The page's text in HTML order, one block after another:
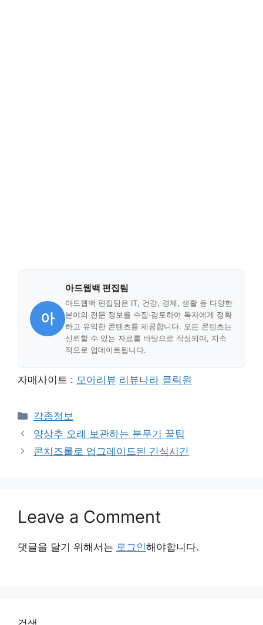
아
아드웹백 편집팀
아드웹백 편집팀은 IT, 건강, 경제, 생활 등 다양한
분야의 전문 정보를 수집·검토하여 독자에게 정확
하고 유익한 콘텐츠를 제공합니다. 모든 콘텐츠는
신뢰할 수 있는 자료를 바탕으로 작성되며, 지속
적으로 업데이트됩니다.
자매사이트 : 모아리뷰 리뷰나라 클릭원
Categories
각종정보
양상추 오래 보관하는 분무기 꿀팁
콘치즈롤로 업그레이드된 간식시간
Leave a Comment
댓글을 달기 위해서는 로그인해야합니다.